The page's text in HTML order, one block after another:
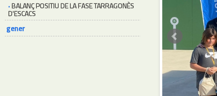
·BALANÇ POSITIU DE LA FASE TARRAGONÈS
D'ESCACS
gener